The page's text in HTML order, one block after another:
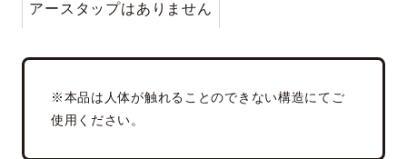
アースタップはありません
※本品は人体が触れることのできない構造にてご
使用ください。